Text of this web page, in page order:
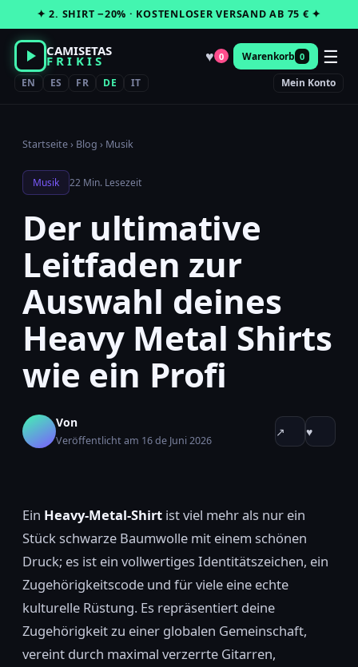
Inhalt
springen
✦ 2. SHIRT −20% · KOSTENLOSER VERSAND AB 75 € ✦
CAMISETAS
FRIKIS ♥ 0 Warenkorb 0 ☰
EN ES FR DE IT Mein Konto
Startseite› Blog › Musik
Musik 22 Min. Lesezeit
Der ultimative
Leitfaden zur
Auswahl deines
Heavy Metal Shirts
wie ein Profi
Von
Veröffentlicht am 16 de Juni 2026
↗ ♥
Ein Heavy-Metal-Shirt ist viel mehr als nur ein
Stück schwarze Baumwolle mit einem schönen
Druck; es ist ein vollwertiges Identitätszeichen, ein
Zugehörigkeitscode und für viele eine echte
kulturelle Rüstung. Es repräsentiert deine
Zugehörigkeit zu einer globalen Gemeinschaft,
vereint durch maximal verzerrte Gitarren,